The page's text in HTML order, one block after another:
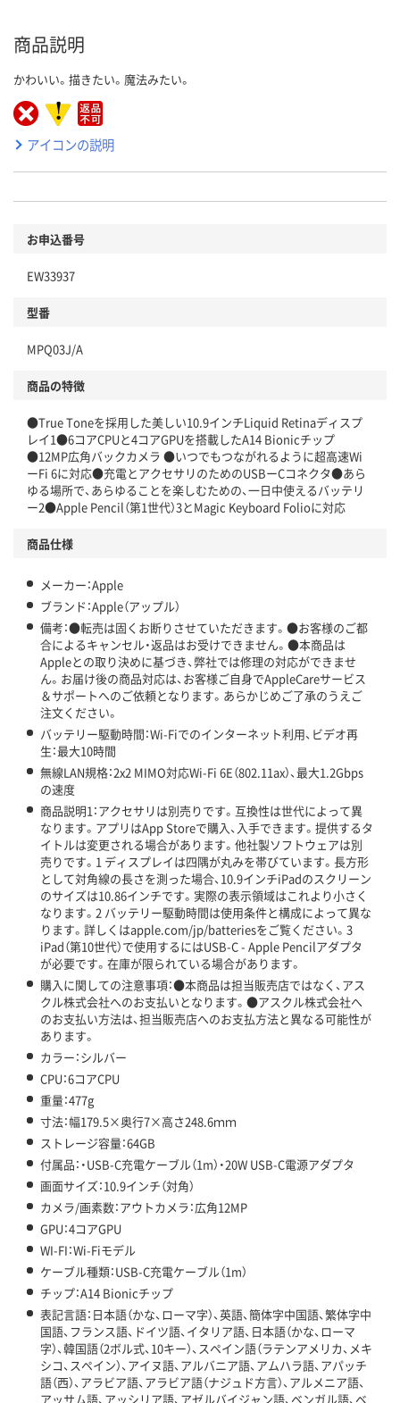
商品説明
かわいい。描きたい。魔法みたい。
アイコンの説明
お申込番号
EW33937
型番
MPQ03J/A
商品の特徴
●True Toneを採用した美しい10.9インチLiquid Retinaディスプ
レイ1●6コアCPUと4コアGPUを搭載したA14 Bionicチップ
●12MP広角バックカメラ ●いつでもつながれるように超高速Wi
ーFi 6に対応●充電とアクセサリのためのUSBーCコネクタ●あら
ゆる場所で、あらゆることを楽しむための、一日中使えるバッテリ
ー2●Apple Pencil（第1世代）3とMagic Keyboard Folioに対応
商品仕様
メーカー：Apple
ブランド：Apple（アップル）
備考：●転売は固くお断りさせていただきます。●お客様のご都
合によるキャンセル・返品はお受けできません。●本商品は
Appleとの取り決めに基づき、弊社では修理の対応ができませ
ん。お届け後の商品対応は、お客様ご自身でAppleCareサービス
＆サポートへのご依頼となります。あらかじめご了承のうえご
注文ください。
バッテリー駆動時間：Wi-Fiでのインターネット利用、ビデオ再
生：最大10時間
無線LAN規格：2x2 MIMO対応Wi-Fi 6E（802.11ax）、最大1.2Gbps
の速度
商品説明1：アクセサリは別売りです。互換性は世代によって異
なります。アプリはApp Storeで購入、入手できます。提供するタ
イトルは変更される場合があります。他社製ソフトウェアは別
売りです。1 ディスプレイは四隅が丸みを帯びています。長方形
として対角線の長さを測った場合、10.9インチiPadのスクリーン
のサイズは10.86インチです。実際の表示領域はこれより小さく
なります。2 バッテリー駆動時間は使用条件と構成によって異な
ります。詳しくはapple.com/jp/batteriesをご覧ください。3
iPad（第10世代）で使用するにはUSB-C - Apple Pencilアダプタ
が必要です。在庫が限られている場合があります。
購入に関しての注意事項：●本商品は担当販売店ではなく、アス
クル株式会社へのお支払いとなります。●アスクル株式会社へ
のお支払い方法は、担当販売店へのお支払方法と異なる可能性が
あります。
カラー：シルバー
CPU：6コアCPU
重量：477g
寸法：幅179.5×奥行7×高さ248.6ｍｍ
ストレージ容量：64GB
付属品：・USB-C充電ケーブル（1m）・20W USB-C電源アダプタ
画面サイズ：10.9インチ（対角）
カメラ/画素数：アウトカメラ：広角12MP
GPU：4コアGPU
WI-FI：Wi-Fiモデル
ケーブル種類：USB-C充電ケーブル（1m）
チップ：A14 Bionicチップ
表記言語：日本語（かな、ローマ字）、英語、簡体字中国語、繁体字中
国語、フランス語、ドイツ語、イタリア語、日本語（かな、ローマ
字）、韓国語（2ボル式、10キー）、スペイン語（ラテンアメリカ、メキ
シコ、スペイン）、アイヌ語、アルバニア語、アムハラ語、アパッチ
語（西）、アラビア語、アラビア語（ナジュド方言）、アルメニア語、
アッサム語、アッシリア語、アゼルバイジャン語、ベンガル語、ベ